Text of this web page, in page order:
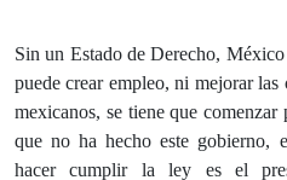
Sin un Estado de Derecho,
puede crear empleo, ni mejorar
mexicanos, se tiene que
que no ha hecho este
hacer cumplir la ley es el